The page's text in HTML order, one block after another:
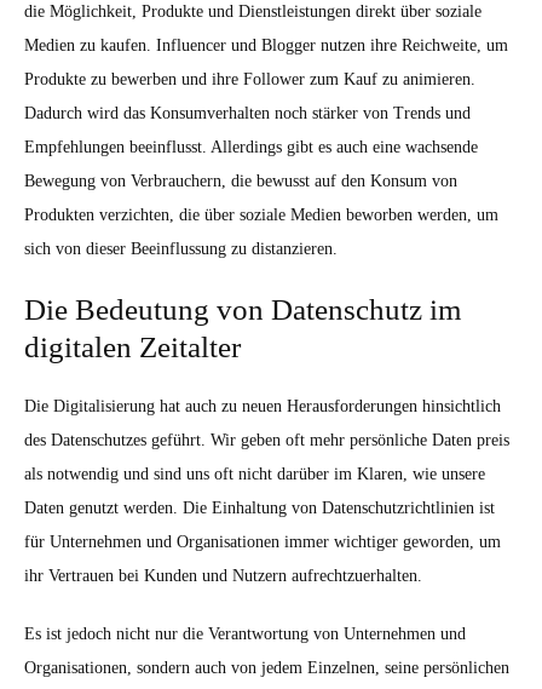
die Möglichkeit, Produkte und Dienstleistungen direkt über soziale
Medien zu kaufen. Influencer und Blogger nutzen ihre Reichweite, um
Produkte zu bewerben und ihre Follower zum Kauf zu animieren.
Dadurch wird das Konsumverhalten noch stärker von Trends und
Empfehlungen beeinflusst. Allerdings gibt es auch eine wachsende
Bewegung von Verbrauchern, die bewusst auf den Konsum von
Produkten verzichten, die über soziale Medien beworben werden, um
sich von dieser Beeinflussung zu distanzieren.
Die Bedeutung von Datenschutz im
digitalen Zeitalter
Die Digitalisierung hat auch zu neuen Herausforderungen hinsichtlich
des Datenschutzes geführt. Wir geben oft mehr persönliche Daten preis
als notwendig und sind uns oft nicht darüber im Klaren, wie unsere
Daten genutzt werden. Die Einhaltung von Datenschutzrichtlinien ist
für Unternehmen und Organisationen immer wichtiger geworden, um
ihr Vertrauen bei Kunden und Nutzern aufrechtzuerhalten.
Es ist jedoch nicht nur die Verantwortung von Unternehmen und
Organisationen, sondern auch von jedem Einzelnen, seine persönlichen